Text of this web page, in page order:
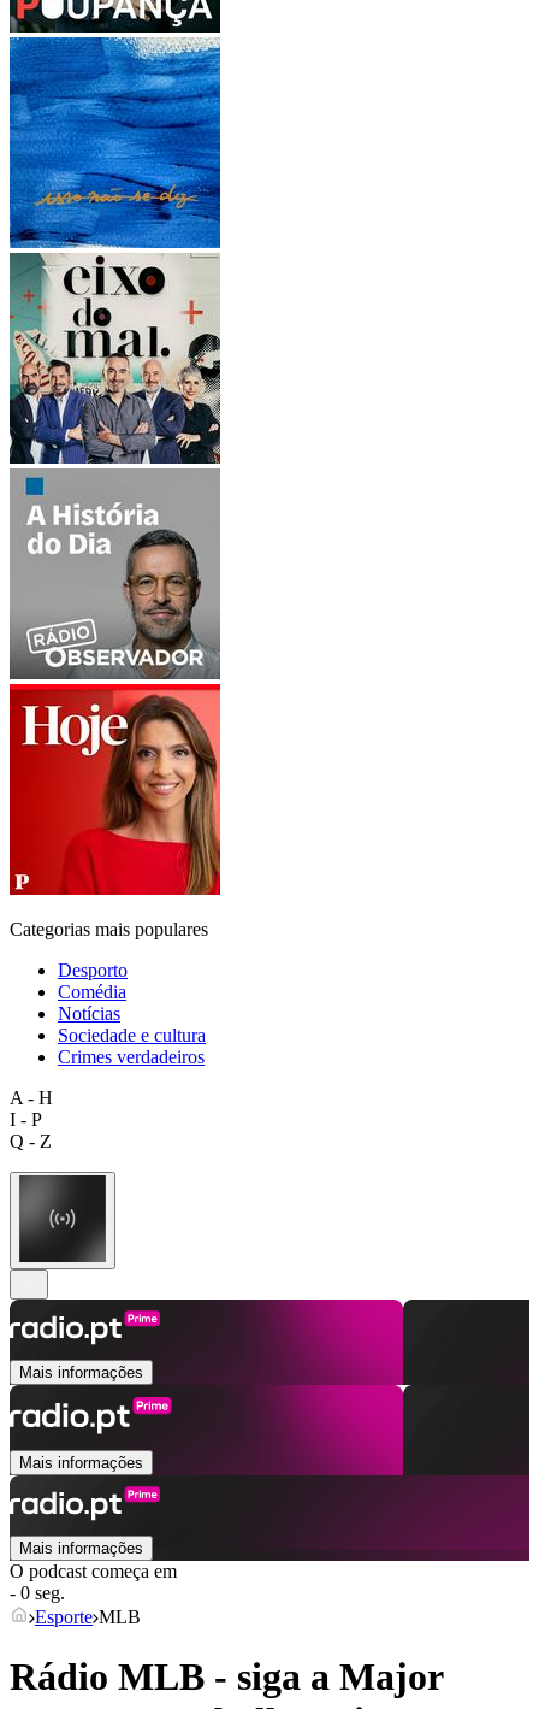
Categorias mais populares
Desporto
Comédia
Notícias
Sociedade e cultura
Crimes verdadeiros
A - H
I - P
Q - Z
Mais informações
Mais informações
Mais informações
O podcast começa em
- 0 seg.
Esporte MLB
Rádio MLB - siga a Major